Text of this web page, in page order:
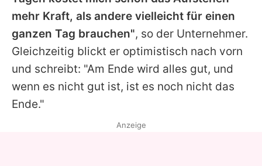
mehr Kraft, als andere vielleicht für einen
ganzen Tag brauchen", so der Unternehmer.
Gleichzeitig blickt er optimistisch nach vorn
und schreibt: "Am Ende wird alles gut, und
wenn es nicht gut ist, ist es noch nicht das
Ende."
Anzeige